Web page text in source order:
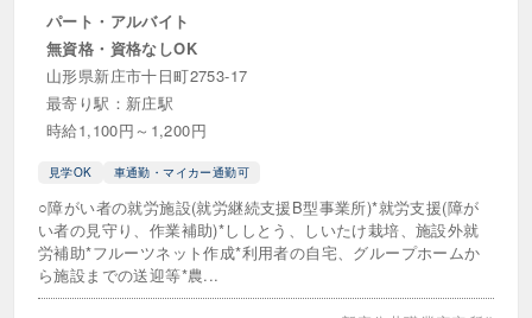
パート・アルバイト
無資格・資格なしOK
山形県新庄市十日町2753-17
最寄り駅：新庄駅
時給1,100円～1,200円
見学OK 車通勤・マイカー通勤可
○障がい者の就労施設(就労継続支援B型事業所)*就労支援(障が
い者の見守り、作業補助)*ししとう、しいたけ栽培、施設外就
労補助*フルーツネット作成*利用者の自宅、グループホームか
ら施設までの送迎等*農...